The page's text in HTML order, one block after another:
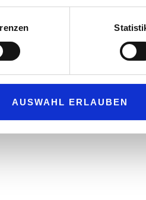
AUSWAHL ERLAUBEN
00